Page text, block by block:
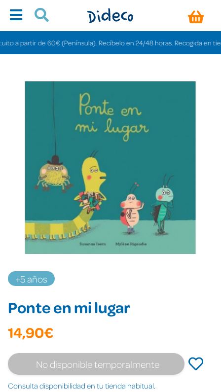
a partir de 60€ (Península). Recíbelo en 24/48 horas. Recogida en
+5 años
Ponte en mi lugar
14,90€
No disponible temporalmente
Consulta disponibilidad en tu tienda habitual.